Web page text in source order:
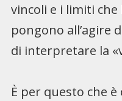
vincoli e i limiti
pongono all’agire
di interpretare la
È per questo che